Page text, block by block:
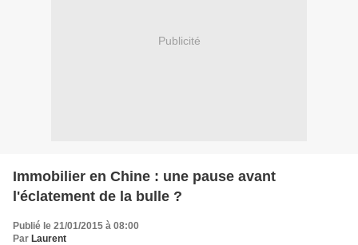
Publicité
Immobilier en Chine : une pause avant
l'éclatement de la bulle ?
Publié le 21/01/2015 à 08:00
Par Laurent